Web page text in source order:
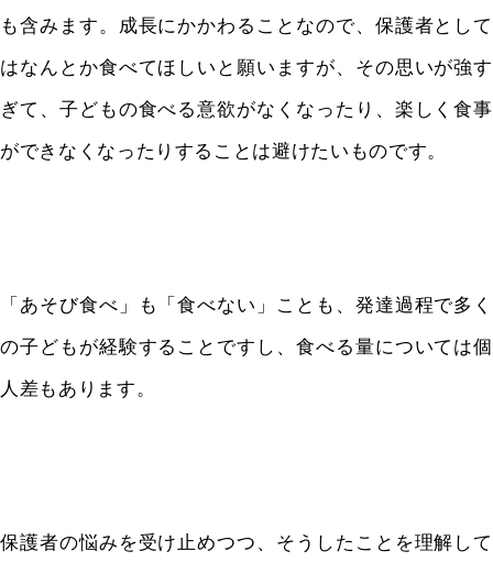
も含みます。成長にかかわることなので、保護者として
はなんとか食べてほしいと願いますが、その思いが強す
ぎて、子どもの食べる意欲がなくなったり、楽しく食事
ができなくなったりすることは避けたいものです。
「あそび食べ」も「食べない」ことも、発達過程で多く
の子どもが経験することですし、食べる量については個
人差もあります。
保護者の悩みを受け止めつつ、そうしたことを理解して